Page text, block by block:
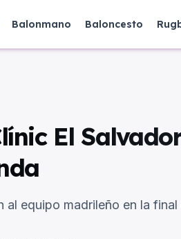
Balonmano Baloncesto
El
al equipo madrileño en la